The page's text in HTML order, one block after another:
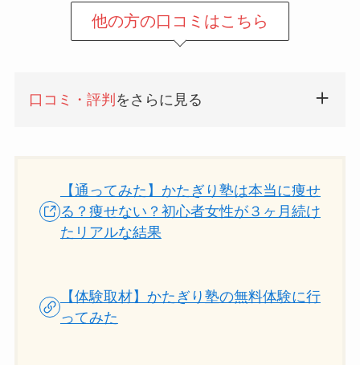
他の方の口コミはこちら
口コミ・評判 をさらに見る
【通ってみた】かたぎり塾は本当に痩せ
る？痩せない？初心者女性が３ヶ月続け
たリアルな結果
【体験取材】かたぎり塾の無料体験に行
ってみた